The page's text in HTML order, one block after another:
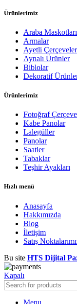
Ürünlerimiz
Araba Maskotları
Armalar
Ayetli Çerçeveler
Aynalı Ürünler
Biblolar
Dekoratif
Ürünlerimiz
Fotoğraf
Kabe Panolar
Lalegüller
Panolar
Saatler
Tabaklar
Teşhir Ayakları
Hızlı menü
Anasayfa
Hakkımızda
Blog
İletişim
Satış
Bu site HTS Dijital
Kapalı
Menu